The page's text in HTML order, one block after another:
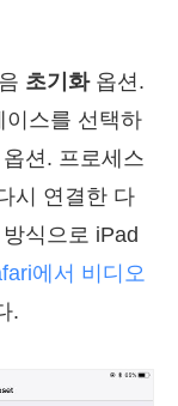
초기화옵션.
스를 선택하
옵션. 프로세스
시 연결한 다
식으로 iPad
에서 비디오
.